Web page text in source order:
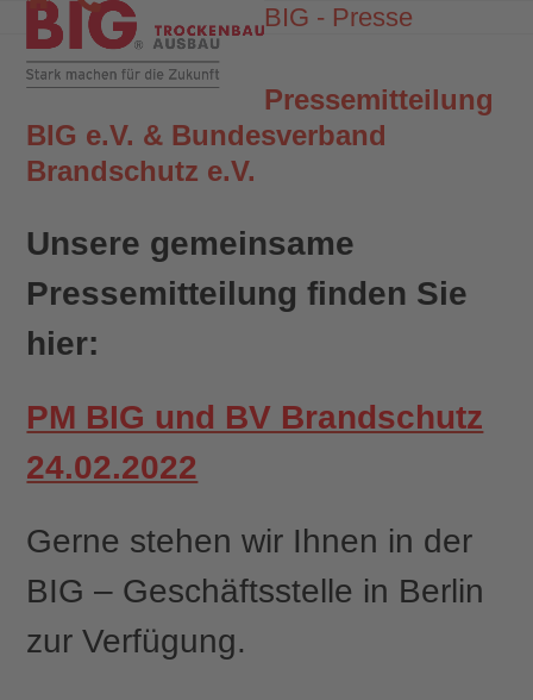
content
Open
mobile
menu
Close
mobile
menu
BIG - Presse
Pressemitteilung
BIG e.V. & Bundesverband
Brandschutz e.V.
Unsere gemeinsame
Pressemitteilung finden Sie
hier:
PM BIG und BV Brandschutz
24.02.2022
Gerne stehen wir Ihnen in der
BIG – Geschäftsstelle in Berlin
zur Verfügung.